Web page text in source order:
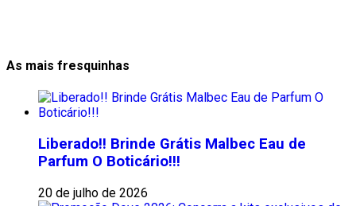
As mais fresquinhas
Liberado!! Brinde Grátis Malbec Eau de
Parfum O Boticário!!!
20 de julho de 2026